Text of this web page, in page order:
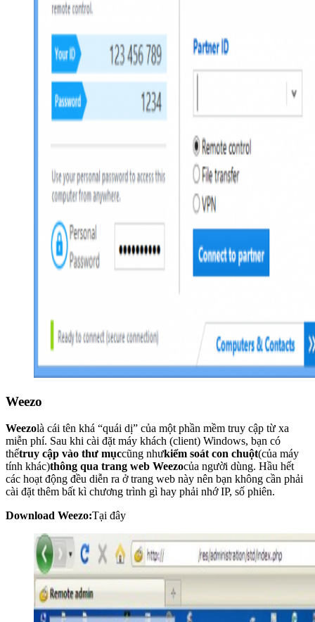
Weezo
Weezolà cái tên khá “quái dị” của một phần mềm truy cập từ xa
miễn phí. Sau khi cài đặt máy khách (client) Windows, bạn có
thểtruy cập vào thư mụccũng nhưkiểm soát con chuột(của máy
tính khác)thông qua trang web Weezocủa người dùng. Hầu hết
các hoạt động đều diễn ra ở trang web này nên bạn không cần phải
cài đặt thêm bất kì chương trình gì hay phải nhớ IP, số phiên.
Download Weezo:Tại đây